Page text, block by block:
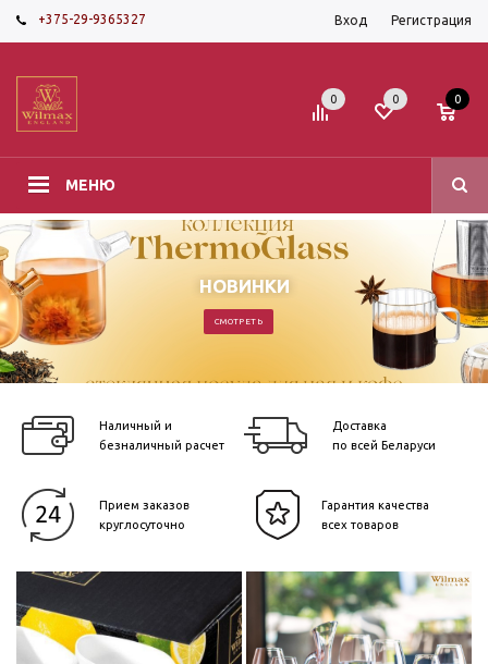
+375-29-9365327 Вход Регистрация
МЕНЮ
0 0 0
НОВИНКИ
СМОТРЕТЬ
Наличный и
безналичный расчет
Доставка
по всей Беларуси
Прием заказов
круглосуточно
Гарантия качества
всех товаров